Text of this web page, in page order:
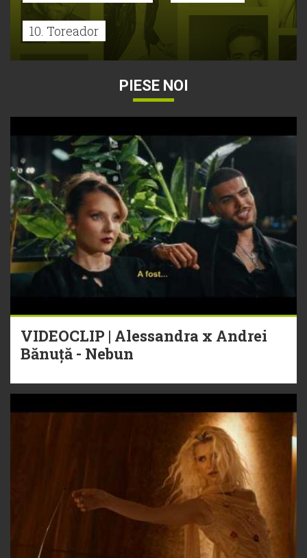
10. Toreador
PIESE NOI
VIDEOCLIP | Alessandra x Andrei
Bănuță - Nebun